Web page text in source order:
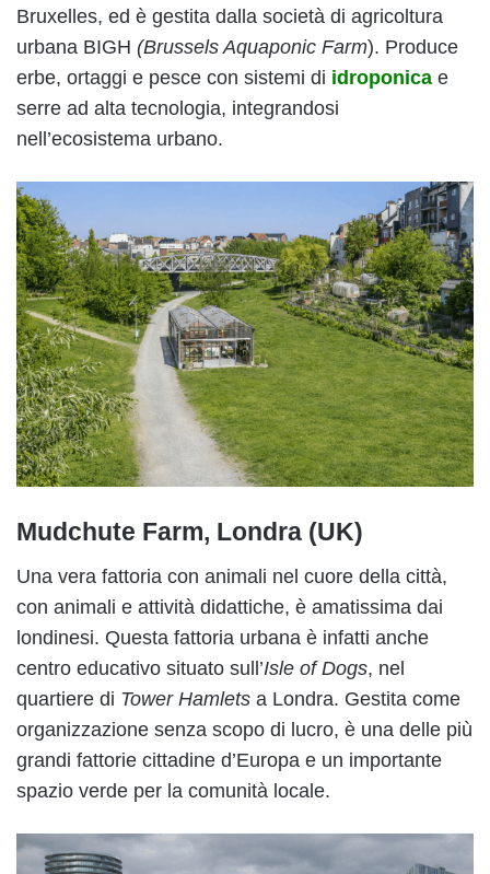
Bruxelles, ed è gestita dalla società di agricoltura
urbana BIGH (Brussels Aquaponic Farm). Produce
erbe, ortaggi e pesce con sistemi di idroponica e
serre ad alta tecnologia, integrandosi
nell’ecosistema urbano.
Mudchute Farm, Londra (UK)
Una vera fattoria con animali nel cuore della città,
con animali e attività didattiche, è amatissima dai
londinesi. Questa fattoria urbana è infatti anche
centro educativo situato sull’Isle of Dogs, nel
quartiere di Tower Hamlets a Londra. Gestita come
organizzazione senza scopo di lucro, è una delle più
grandi fattorie cittadine d’Europa e un importante
spazio verde per la comunità locale.